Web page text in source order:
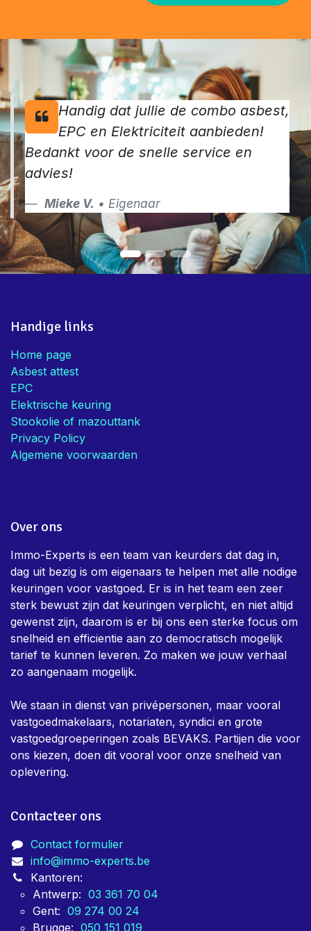
Handig dat jullie de combo asbest,
EPC en Elektriciteit aanbieden!
Bedankt voor de snelle service en
advies!
Mieke V. • Eigenaar
Handige links
Home page
Asbest attest
EPC
Elektrische keuring
Stookolie of mazouttank
Privacy Policy
Algemene voorwaarden
Over ons
Immo-Experts is een team van keurders dat dag in,
dag uit bezig is om eigenaars te helpen met alle nodige
keuringen voor vastgoed. Er is in het team een zeer
sterk bewust zijn dat keuringen verplicht, en niet altijd
gewenst zijn, daarom is er bij ons een sterke focus om
snelheid en efficientie aan zo democratisch mogelijk
tarief te kunnen leveren. Zo maken we jouw verhaal
zo aangenaam mogelijk.
We staan in dienst van privépersonen, maar vooral
vastgoedmakelaars, notariaten, syndici en grote
vastgoedgroeperingen zoals BEVAKS. Partijen die voor
ons kiezen, doen dit vooral voor onze snelheid van
oplevering.
Contacteer ons
Contact formulier
info@immo-experts.be
Kantoren:
Antwerp: 03 361 70 04
Gent: 09 274 00 24
Brugge: 050 151 019